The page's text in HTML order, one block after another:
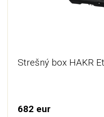
Strešný box HAKR
682 eur